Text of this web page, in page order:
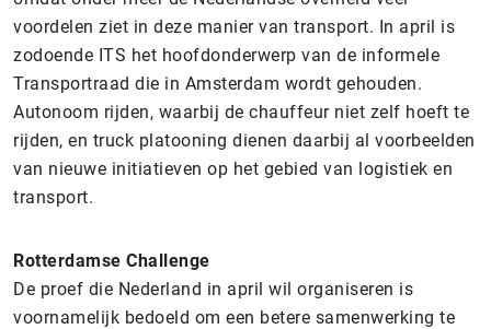
voordelen ziet in deze manier van transport. In april is
zodoende ITS het hoofdonderwerp van de informele
Transportraad die in Amsterdam wordt gehouden.
Autonoom rijden, waarbij de chauffeur niet zelf hoeft te
rijden, en truck platooning dienen daarbij al voorbeelden
van nieuwe initiatieven op het gebied van logistiek en
transport.
Rotterdamse Challenge
De proef die Nederland in april wil organiseren is
voornamelijk bedoeld om een betere samenwerking te